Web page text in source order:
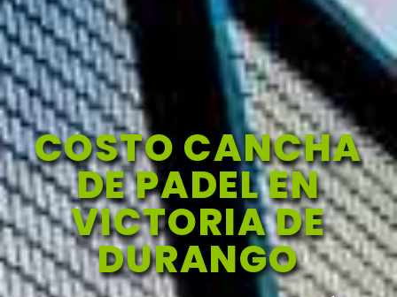
COSTO CANCHA
DE PADEL EN
VICTORIA DE
DURANGO